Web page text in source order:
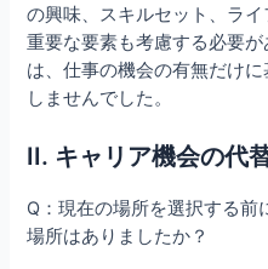
の興味、スキルセット、ラ
重要な要素も考慮する必要
は、仕事の機会の有無だけ
しませんでした。
II. キャリア機会の代
Q：現在の場所を選択する前
場所はありましたか？